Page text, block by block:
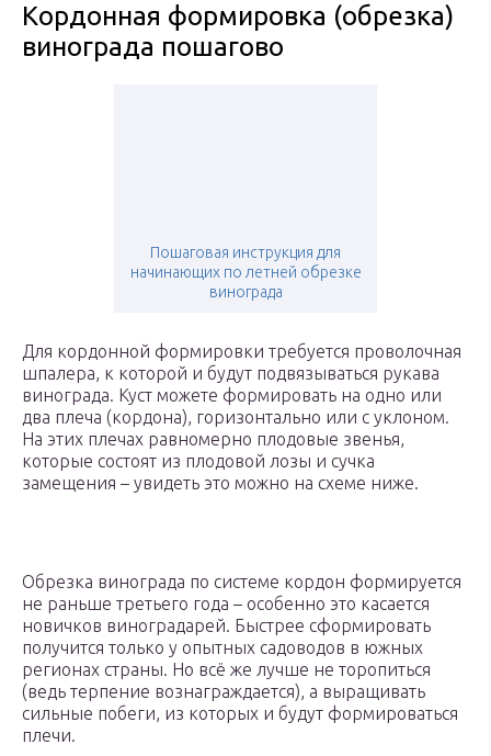
Кордонная формировка (обрезка)
винограда пошагово
Пошаговая инструкция для
начинающих по летней обрезке
винограда
Для кордонной формировки требуется проволочная
шпалера, к которой и будут подвязываться рукава
винограда. Куст можете формировать на одно или
два плеча (кордона), горизонтально или с уклоном.
На этих плечах равномерно плодовые звенья,
которые состоят из плодовой лозы и сучка
замещения – увидеть это можно на схеме ниже.
Обрезка винограда по системе кордон формируется
не раньше третьего года – особенно это касается
новичков виноградарей. Быстрее сформировать
получится только у опытных садоводов в южных
регионах страны. Но всё же лучше не торопиться
(ведь терпение вознаграждается), а выращивать
сильные побеги, из которых и будут формироваться
плечи.